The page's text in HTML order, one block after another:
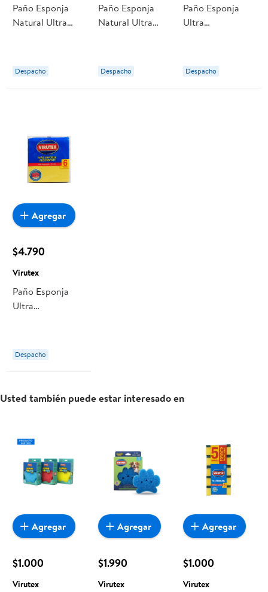
Paño Esponja
Natural Ultra
Despacho
Paño Esponja
Natural Ultra
Despacho
Paño Esponja
Ultra
Despacho
$4.790
Virutex
Paño Esponja
Ultra
Despacho
Agregar
Usted también puede estar interesado en
$1.000
Virutex
Agregar
$1.990
Virutex
Agregar
$1.000
Virutex
Agregar